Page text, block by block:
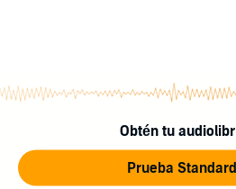
Obtén tu
Prueba